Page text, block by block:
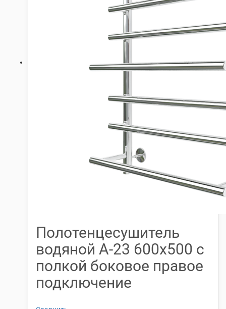
Полотенцесушитель
водяной А-23 600х500 с
полкой боковое правое
подключение